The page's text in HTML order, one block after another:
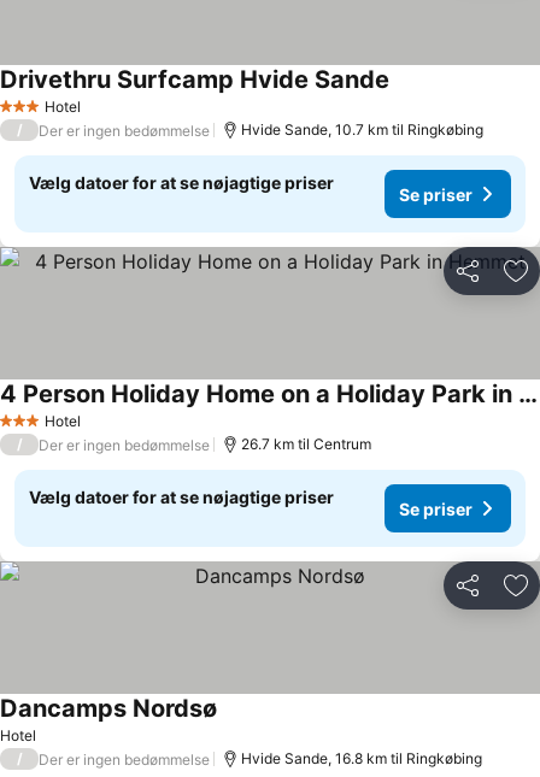
3 StjernerHotel
Drivethru Surfcamp Hvide Sande
/ Der er ingen bedømmelse Hvide Sande, 10.7 km til Ringkøbing
Vælg datoer for at se nøjagtige priser
Se priser
Del
3 StjernerHotel
4 Person Holiday Home on a Holiday Park in Hemmet
Se priser
/ Der er ingen bedømmelse 26.7 km til Centrum
Vælg datoer for at se nøjagtige priser
Se priser
Del
Hotel
Dancamps Nordsø
/ Der er ingen bedømmelse Hvide Sande, 16.8 km til Ringkøbing